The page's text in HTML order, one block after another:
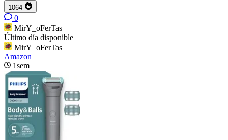
1064
0
MirY_oFerTas
Último día disponible
MirY_oFerTas
Amazon
1sem